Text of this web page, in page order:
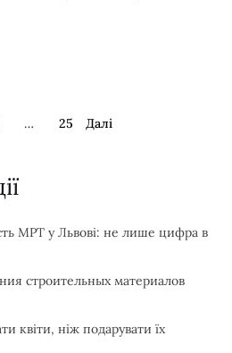
… 25 Далі
МРТ у Львові: не лише цифра в
строительных материалов
квіти, ніж подарувати їх